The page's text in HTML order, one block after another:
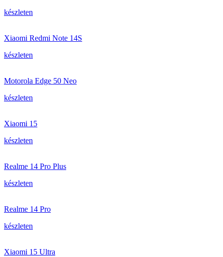
készleten
Xiaomi Redmi Note 14S
készleten
Motorola Edge 50 Neo
készleten
Xiaomi 15
készleten
Realme 14 Pro Plus
készleten
Realme 14 Pro
készleten
Xiaomi 15 Ultra